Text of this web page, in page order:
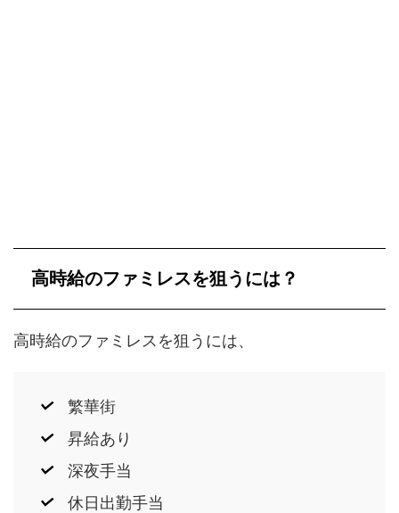
高時給のファミレスを狙うには？
高時給のファミレスを狙うには、
繁華街
昇給あり
深夜手当
休日出勤手当